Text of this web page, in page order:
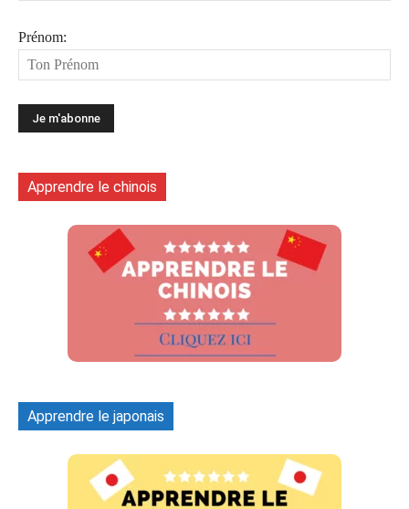
Prénom:
Apprendre le chinois
Apprendre le japonais